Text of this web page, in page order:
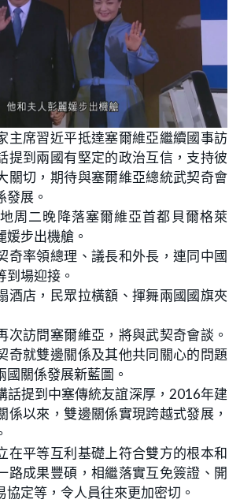
主席習近平抵達塞爾維亞繼續國事訪
提到兩國有堅定的政治互信，支持彼
關切，期待與塞爾維亞總統武契奇會
發展。
周二晚降落塞爾維亞首都貝爾格萊
步出機艙。
奇率領總理、議長和外長，連同中國
到場迎接。
酒店，民眾拉橫額、揮舞兩國國旗夾
次訪問塞爾維亞，將與武契奇會談。
奇就雙邊關係及其他共同關心的問題
國關係發展新藍圖。
話提到中塞傳統友誼深厚，2016年建
係以來，雙邊關係實現跨越式發展，
在平等互利基礎上符合雙方的根本和
路成果豐碩，相繼落實互免簽證、開
協定等，令人員往來更加密切。